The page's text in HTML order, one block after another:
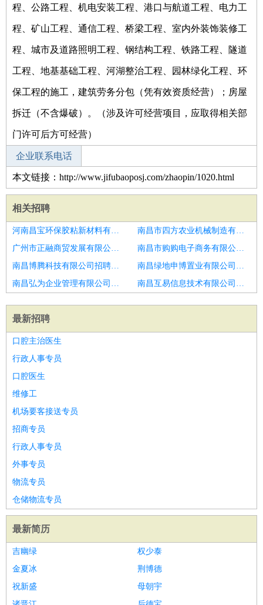
程、公路工程、机电安装工程、港口与航道工程、电力工
程、矿山工程、通信工程、桥梁工程、室内外装饰装修工
程、城市及道路照明工程、钢结构工程、铁路工程、隧道
工程、地基基础工程、河湖整治工程、园林绿化工程、环
保工程的施工，建筑劳务分包（凭有效资质经营）；房屋
拆迁（不含爆破）。（涉及许可经营项目，应取得相关部
门许可后方可经营）
企业联系电话
本文链接：http://www.jifubaoposj.com/zhaopin/1020.html
相关招聘
河南昌宝环保胶粘新材料有限公司招聘面点师
南昌市四方农业机械制造有限公司招聘面点师
广州市正融商贸发展有限公司招聘面点师
南昌市购购电子商务有限公司招聘面点师
南昌博腾科技有限公司招聘滨州市招聘面点师2人
南昌绿地申博置业有限公司招聘面点师
南昌弘为企业管理有限公司招聘面点师
南昌互易信息技术有限公司招聘招聘面点师
最新招聘
口腔主治医生
行政人事专员
口腔医生
维修工
机场要客接送专员
招商专员
行政人事专员
外事专员
物流专员
仓储物流专员
最新简历
吉幽绿
权少泰
金夏冰
荆博德
祝新盛
母朝宇